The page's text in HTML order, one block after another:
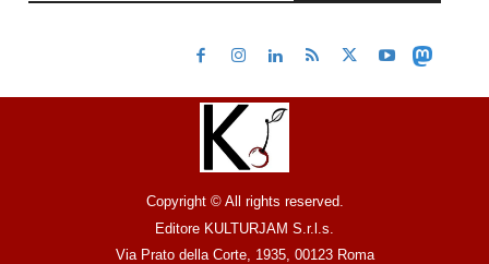
Copyright © All rights reserved.
Editore KULTURJAM S.r.l.s.
Via Prato della Corte, 1935, 00123 Roma